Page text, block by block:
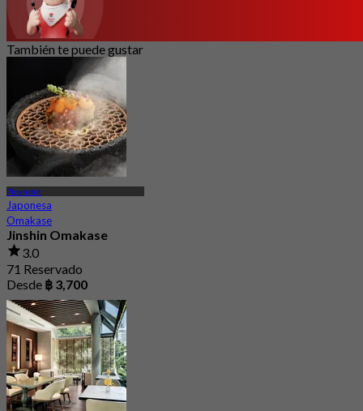
También te puede gustar
Ploenchit
Japonesa
Omakase
Jinshin Omakase
3.0
71 Reservado
Desde ฿ 3,700